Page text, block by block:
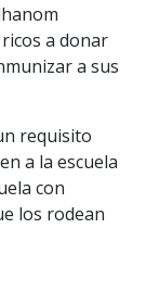
a donar
a sus
requisito
a la escuela
con
los rodean